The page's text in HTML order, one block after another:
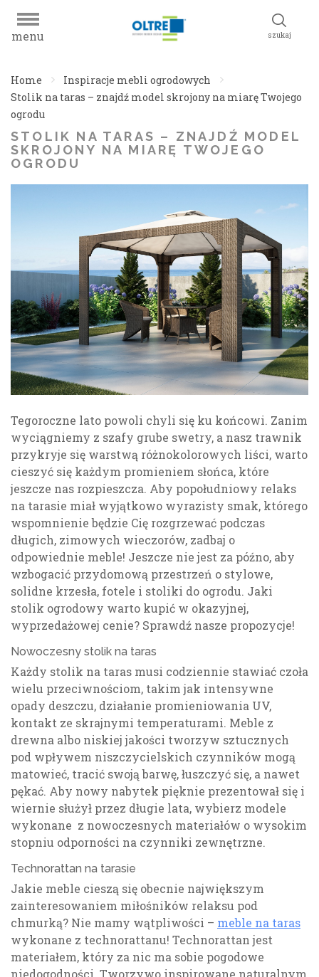
menu szukaj
Home
Inspiracje mebli ogrodowych
Stolik na taras – znajdź model skrojony na miarę Twojego
ogrodu
STOLIK NA TARAS – ZNAJDŹ MODEL
SKROJONY NA MIARĘ TWOJEGO
OGRODU
Tegoroczne lato powoli chyli się ku końcowi. Zanim
wyciągniemy z szafy grube swetry, a nasz trawnik
przykryje się warstwą różnokolorowych liści, warto
cieszyć się każdym promieniem słońca, które
jeszcze nas rozpieszcza. Aby popołudniowy relaks
na tarasie miał wyjątkowo wyrazisty smak, którego
wspomnienie będzie Cię rozgrzewać podczas
długich, zimowych wieczorów, zadbaj o
odpowiednie meble! Jeszcze nie jest za późno, aby
wzbogacić przydomową przestrzeń o stylowe,
solidne krzesła, fotele i stoliki do ogrodu. Jaki
stolik ogrodowy warto kupić w okazyjnej,
wyprzedażowej cenie? Sprawdź nasze propozycje!
Nowoczesny stolik na taras
Każdy stolik na taras musi codziennie stawiać czoła
wielu przeciwnościom, takim jak intensywne
opady deszczu, działanie promieniowania UV,
kontakt ze skrajnymi temperaturami. Meble z
drewna albo niskiej jakości tworzyw sztucznych
pod wpływem niszczycielskich czynników mogą
matowieć, tracić swoją barwę, łuszczyć się, a nawet
pękać. Aby nowy nabytek pięknie prezentował się i
wiernie służył przez długie lata, wybierz modele
wykonane z nowoczesnych materiałów o wysokim
stopniu odporności na czynniki zewnętrzne.
Technorattan na tarasie
Jakie meble cieszą się obecnie największym
zainteresowaniem miłośników relaksu pod
chmurką? Nie mamy wątpliwości – meble na taras
wykonane z technorattanu! Technorattan jest
materiałem, który za nic ma sobie pogodowe
niedogodności. Tworzywo inspirowane naturalnym